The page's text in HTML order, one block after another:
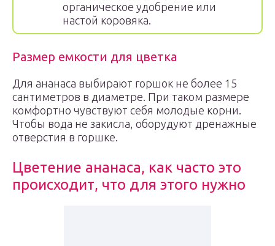
органическое удобрение или
настой коровяка.
Размер емкости для цветка
Для ананаса выбирают горшок не более 15
сантиметров в диаметре. При таком размере
комфортно чувствуют себя молодые корни.
Чтобы вода не закисла, оборудуют дренажные
отверстия в горшке.
Цветение ананаса, как часто это
происходит, что для этого нужно